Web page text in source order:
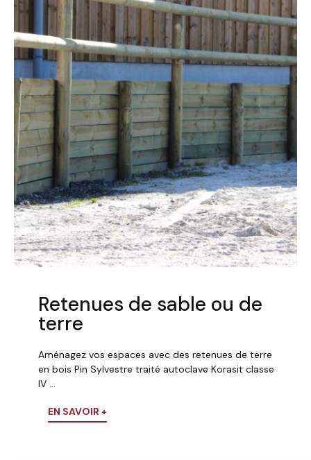
Retenues de sable ou de
terre
Aménagez vos espaces avec des retenues de terre
en bois Pin Sylvestre traité autoclave Korasit classe
IV …
EN SAVOIR +